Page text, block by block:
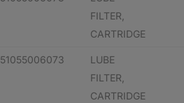
FILTER,
CARTRIDGE
51055006073
LUBE
FILTER,
CARTRIDGE